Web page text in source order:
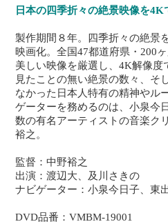
日本の四季折々の絶景映像を
製作期間８年。四季折々の絶景
映画化。全国47都道府県・200
美しい映像を厳選し、4K解像度
見たことの無い絶景の数々、そ
なかった日本人特有の精神やル
ゲーターを務めるのは、小泉今
数の有名アーティストの音楽ク
裕之。
監督：中野裕之
出演：渡辺大、及川さきの
ナビゲーター：小泉今日子、東
DVD品番：VMBM-19001